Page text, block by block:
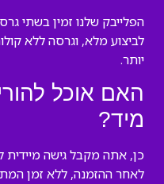
הפלייבק שלנו זמין בשתי
לביצוע מלא, וגרסה ללא
יותר.
האם אוכל
מיד?
לאחר ההזמנה, ללא זמן